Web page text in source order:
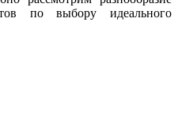
по выбору идеального